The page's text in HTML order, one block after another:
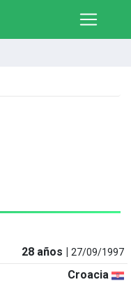
28 años |27/09/1997
Croacia